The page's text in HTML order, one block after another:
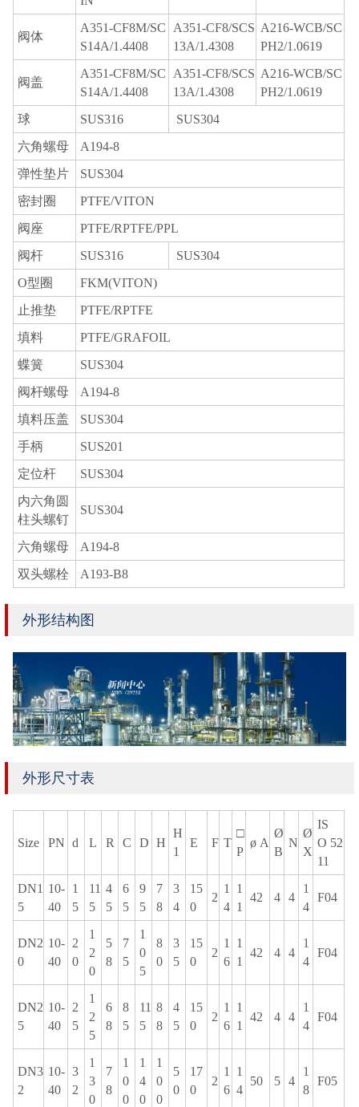
阀体
A351-CF8M/SC
S14A/1.4408
A351-CF8/SCS
13A/1.4308
A216-WCB/SC
PH2/1.0619
阀盖
A351-CF8M/SC
S14A/1.4408
A351-CF8/SCS
13A/1.4308
A216-WCB/SC
PH2/1.0619
球
SUS316
SUS304
六角螺母
A194-8
弹性垫片
SUS304
密封圈
PTFE/VITON
阀座
PTFE/RPTFE/PPL
阀杆
SUS316
SUS304
O型圈
FKM(VITON)
止推垫
PTFE/RPTFE
填料
PTFE/GRAFOIL
蝶簧
SUS304
阀杆螺母
A194-8
填料压盖
SUS304
手柄
SUS201
定位杆
SUS304
内六角圆
柱头螺钉
SUS304
六角螺母
A194-8
双头螺栓
A193-B8
外形结构图
外形尺寸表
Size PN d L R C D H
H
1
E F T
□
P
ø A
Ø
B
N
Ø
X
IS
O 52
11
DN1
5
10-
40
1
5
11
5
4
5
6
5
9
5
7
8
3
4
15
0
2
1
4
1
1
42 4 4
1
4
F04
DN2
0
10-
40
2
0
1
2
0
5
8
7
5
1
0
5
8
0
3
5
15
0
2
1
6
1
1
42 4 4
1
4
F04
DN2
5
10-
40
2
5
1
2
5
6
8
8
5
11
5
8
8
4
5
15
0
2
1
6
1
1
42 4 4
1
4
F04
DN3
2
10-
40
3
2
1
3
0
7
8
1
0
0
1
4
0
1
0
0
5
0
17
0
2
1
6
1
4
50 5 4
1
8
F05